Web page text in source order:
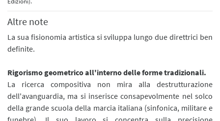
Altre note
La sua fisionomia artistica si sviluppa lungo due direttrici ben
definite.
Rigorismo geometrico all'interno delle forme tradizionali.
La ricerca compositiva non mira alla destrutturazione
dell'avanguardia, ma si inserisce consapevolmente nel solco
della grande scuola della marcia italiana (sinfonica, militare e